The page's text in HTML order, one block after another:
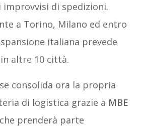
improvvisi di spedizioni.
a Torino, Milano ed entro
italiana prevede
altre 10 città.
consolida ora la propria
di logistica grazie a MBE
prenderà parte